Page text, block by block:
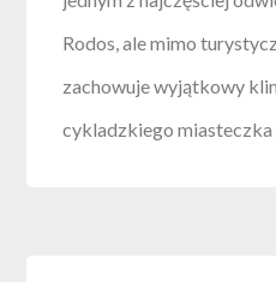
Rodos, ale mimo
zachowuje wyjątkowy
cykladzkiego